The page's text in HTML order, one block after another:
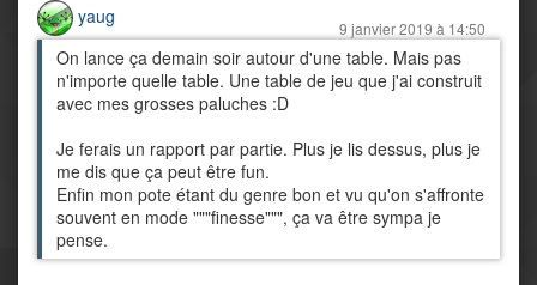
yaug
9 janvier 2019 à 14:50
On lance ça demain soir autour d'une table. Mais pas
n'importe quelle table. Une table de jeu que j'ai construit
avec mes grosses paluches :D
Je ferais un rapport par partie. Plus je lis dessus, plus je
me dis que ça peut être fun.
Enfin mon pote étant du genre bon et vu qu'on s'affronte
souvent en mode """finesse""", ça va être sympa je
pense.